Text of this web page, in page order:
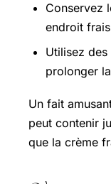
Conservez
endroit
Utilisez
prolonger
Un fait
peut contenir
que la crème